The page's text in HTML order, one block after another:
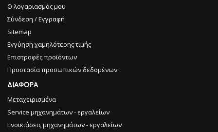
Ο λογαριασμός μου
Σύνδεση / Εγγραφή
Sitemap
Εγγύηση χαμηλότερης τιμής
Επιστροφές προϊόντων
Προστασία προσωπικών δεδομένων
ΔΙΑΦΟΡΑ
Μεταχειρισμένα
Service μηχανημάτων - εργαλείων
Ενοικιάσεις μηχανημάτων - εργαλείων